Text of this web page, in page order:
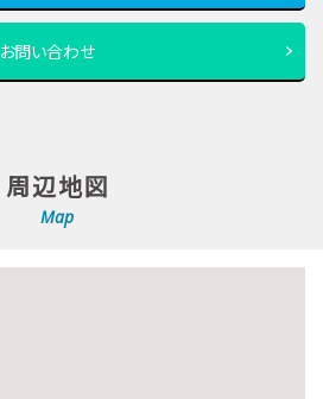
お問い合わせ
周辺地図
Map